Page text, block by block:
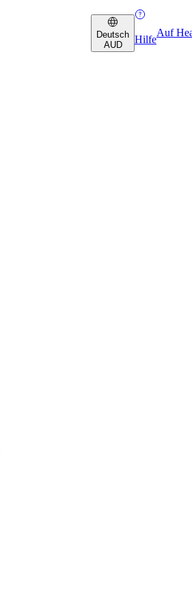
Deutsch
AUD
Hilfe
Auf